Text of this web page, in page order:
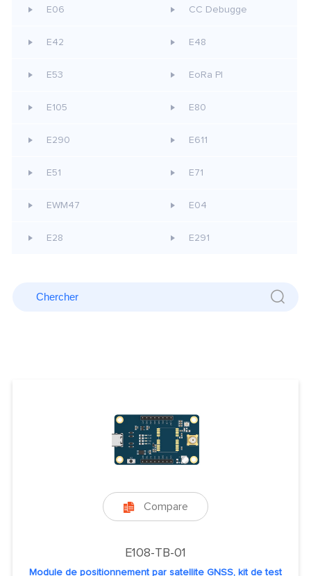
E06 CC Debugge
E42 E48
E53 EoRa PI
E105 E80
E290 E611
E51 E71
EWM47 E04
E28 E291
 Compare
E108-TB-01
Module de positionnement par satellite GNSS, kit de test